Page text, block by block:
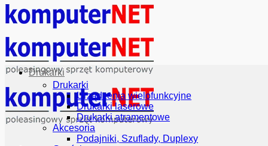
Drukarki
Drukarki
Urządzenia wielofunkcyjne
Drukarki laserowe
Drukarki atramentowe
Akcesoria
Podajniki, Szuflady, Duplexy